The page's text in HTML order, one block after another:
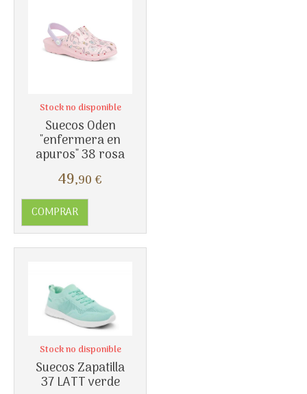
Suecos Oden
"enfermera en
apuros" 38 rosa
49,90 €
Stock no disponible
COMPRAR
Suecos Zapatilla
37 LATT verde
Stock no disponible
Más info